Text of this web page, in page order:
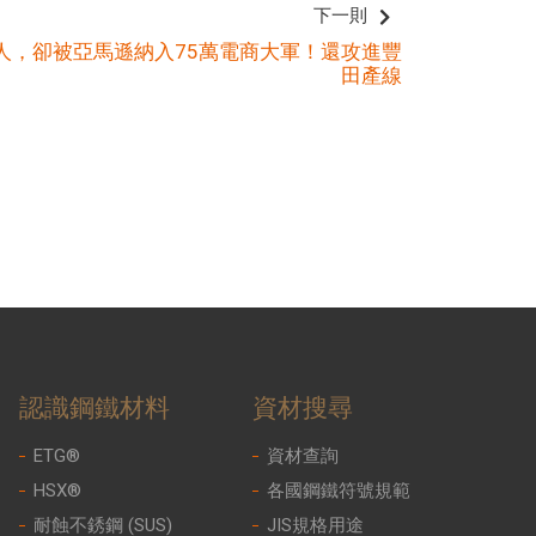
下一則
，卻被亞馬遜納入75萬電商大軍！還攻進豐
田產線
認識鋼鐵材料
ETG®
HSX®
耐蝕不銹鋼 (SUS)
資材搜尋
資材查詢
各國鋼鐵符號規範
JIS規格用途